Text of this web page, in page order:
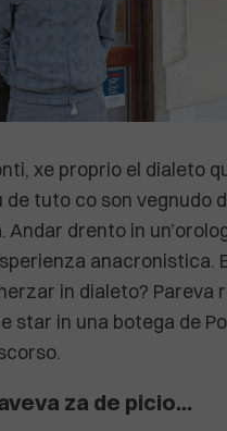
xe proprio el dialeto
de tuto co son vegnudo
Andar drento in
anacronistica.
in dialeto? Pareva
star in una botega de
za de picio...